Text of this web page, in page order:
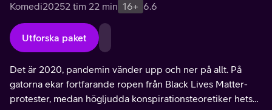
Komedi20252 tim 22 min 16+ 6.6
Utforska paket
Det är 2020, pandemin vänder upp och ner på allt. På
gatorna ekar fortfarande ropen från Black Lives Matter-
protester, medan högljudda konspirationsteoretiker hetsar